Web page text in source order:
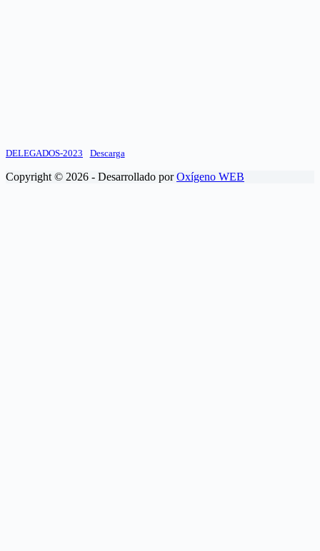
DELEGADOS-2023 Descarga
Copyright © 2026 - Desarrollado porOxígeno WEB